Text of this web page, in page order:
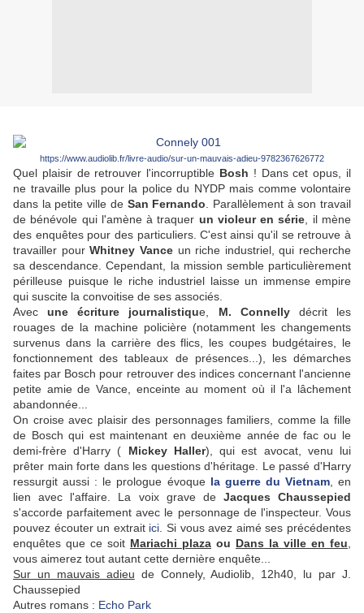
https://www.audiolib.fr/livre-audio/sur-un-mauvais-adieu-9782367626772
Quel plaisir de retrouver l'incorruptible Bosh ! Dans cet opus, il
ne travaille plus pour la police du NYDP mais comme volontaire
dans la petite ville deSan Fernando . Parallèlement à son travail
de bénévole qui l'amène à traquer un violeur en série , il mène
des enquêtes pour des particuliers. C'est ainsi qu'il se retrouve à
travailler pourWhitney Vanceun riche industriel, qui recherche
sa descendance. Cependant, la mission semble particulièrement
périlleuse puisque le riche industriel laisse un immense empire
qui suscite la convoitise de ses associés.
Avecune écriture journalistique, M. Connellydécrit les
rouages de la machine policière (notamment les changements
survenus dans la carrière des flics, les coupes budgétaires, le
fonctionnement des tableaux de présences...), les démarches
faites par Bosch pour retrouver des indices concernant l'ancienne
petite amie de Vance, enceinte au moment où il l'a lâchement
abandonnée...
On croise avec plaisir des personnages familiers, comme la fille
de Bosch qui est maintenant en deuxième année de fac ou le
demi-frère d'Harry ( Mickey Haller), qui est avocat, venu lui
prêter main forte dans les questions d'héritage. Le passé d'Harry
ressurgit aussi : le prologue évoquela guerre du Vietnam, en
lien avec l'affaire. La voix grave de Jacques Chaussepied
s'accorde parfaitement avec le personnage de l'inspecteur. Vous
pouvez écouter un extrait ici . Si vous avez aimé ses précédentes
enquêtes que ce soit Mariachi plaza ou Dans la ville en feu
vous aimerez tout autant cette dernière enquête...
Sur un mauvais adieu de Connely, Audiolib, 12h40, lu par J.
Chaussepied
Autres romans : Echo Park